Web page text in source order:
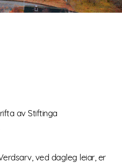
av Stiftinga
ved dagleg leiar, er